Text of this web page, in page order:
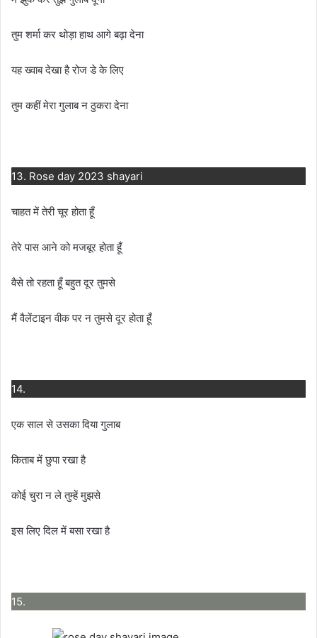
तुम शर्मा कर थोड़ा हाथ आगे बढ़ा देना
यह ख्वाब देखा है रोज डे के लिए
तुम कहीं मेरा गुलाब न ठुकरा देना
13. Rose day 2023 shayari
चाहत में तेरी चूर होता हूँ
तेरे पास आने को मजबूर होता हूँ
वैसे तो रहता हूँ बहुत दूर तुमसे
मैं वैलेंटाइन वीक पर न तुमसे दूर होता हूँ
14.
एक साल से उसका दिया गुलाब
किताब में छुपा रखा है
कोई चुरा न ले तुम्हें मुझसे
इस लिए दिल में बसा रखा है
15.